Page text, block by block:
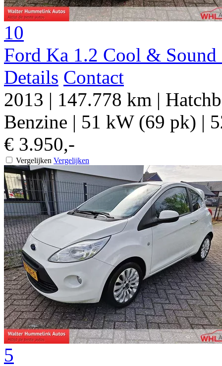
10
Ford Ka 1.2 Cool & Sound
Details Contact
2013 | 147.778 km |
Benzine | 51 kW (69 pk) |
€ 3.950,-
Vergelijken Vergelijken
5